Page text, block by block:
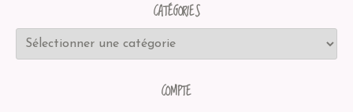
CATÉGORIES
COMPTE